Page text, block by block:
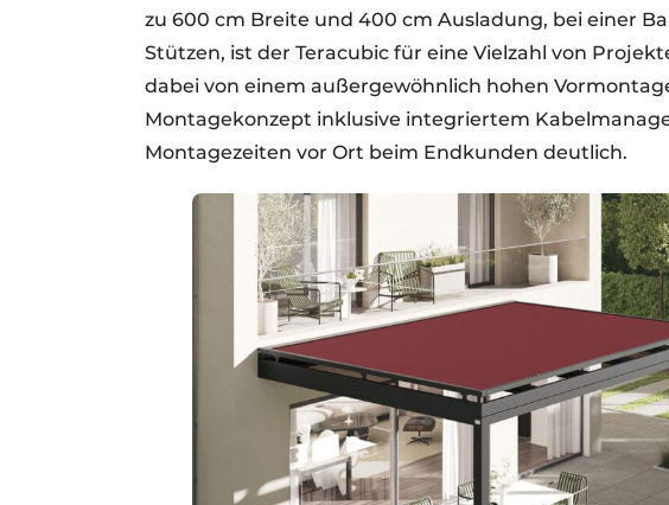
zu 600 cm Breite und 400 cm Ausladung, bei einer
Stützen, ist der Teracubic für eine Vielzahl von
dabei von einem außergewöhnlich hohen
Montagekonzept inklusive integriertem
Montagezeiten vor Ort beim Endkunden deutlich.